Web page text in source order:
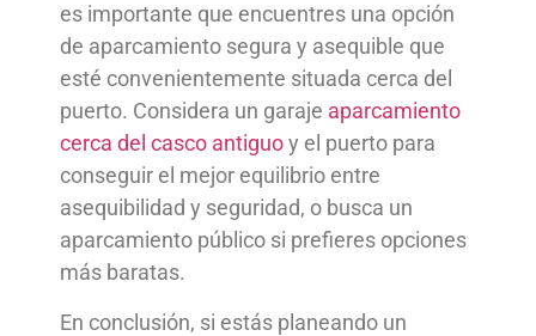
es importante que encuentres una opción
de aparcamiento segura y asequible que
esté convenientemente situada cerca del
puerto. Considera un garaje aparcamiento
cerca del casco antiguoy el puerto para
conseguir el mejor equilibrio entre
asequibilidad y seguridad, o busca un
aparcamiento público si prefieres opciones
más baratas.
En conclusión, si estás planeando un